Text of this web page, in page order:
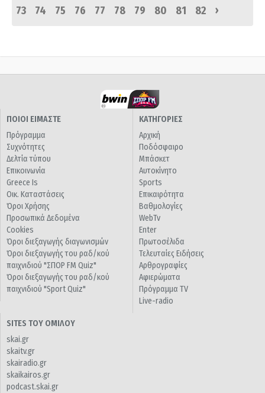
73
74 75 76 77 78 79 80 81 82 ›
ΠΟΙΟΙ ΕΙΜΑΣΤΕ
Πρόγραμμα
Συχνότητες
Δελτία τύπου
Επικοινωνία
Greece Is
Οικ. Καταστάσεις
Όροι Χρήσης
Προσωπικά Δεδομένα
Cookies
Όροι διεξαγωγής διαγωνισμών
Όροι διεξαγωγής του ραδ/κού
παιχνιδιού "ΣΠΟΡ FM Quiz"
Όροι διεξαγωγής του ραδ/κού
παιχνιδιού "Sport Quiz"
ΚΑΤΗΓΟΡΙΕΣ
Αρχική
Ποδόσφαιρο
Μπάσκετ
Αυτοκίνητο
Sports
Επικαιρότητα
Βαθμολογίες
WebTv
Enter
Πρωτοσέλιδα
Τελευταίες Ειδήσεις
Αρθρογραφίες
Αφιερώματα
Πρόγραμμα TV
Live-radio
SITES ΤΟΥ ΟΜΙΛΟΥ
skai.gr
skaitv.gr
skairadio.gr
skaikairos.gr
podcast.skai.gr